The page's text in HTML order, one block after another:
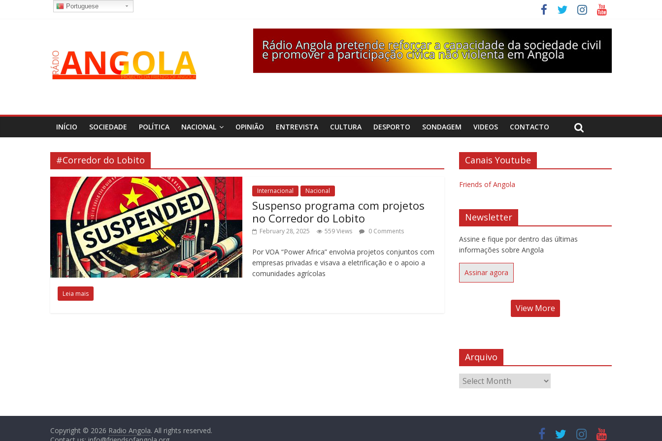
INÍCIO SOCIEDADE POLÍTICA NACIONAL OPINIÃO ENTREVISTA CULTURA DESPORTO SONDAGEM VIDEOS CONTACTO
#Corredor do Lobito
Internacional Nacional
Suspenso programa com projetos
no Corredor do Lobito
February 28, 2025 559 Views 0 Comments
Por VOA “Power Africa” envolvia projetos conjuntos com
empresas privadas e visava a eletrificação e o apoio a
comunidades agrícolas
Leia mais
Canais Youtube
Friends of Angola
Newsletter
Assine e fique por dentro das últimas
informações sobre Angola
Assinar agora
View More
Arquivo
Copyright © 2026 Radio Angola. All rights reserved.
Portuguese